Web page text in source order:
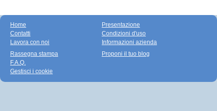
Home
Contatti
Lavora con noi
Presentazione
Condizioni d'uso
Informazioni azienda
Rassegna stampa
F.A.Q.
Gestisci i cookie
Proponi il tuo blog